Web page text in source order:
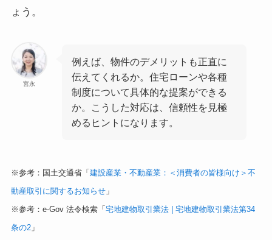
ょう。
宮永
例えば、物件のデメリットも正直に
伝えてくれるか。住宅ローンや各種
制度について具体的な提案ができる
か。こうした対応は、信頼性を見極
めるヒントになります。
※参考：国土交通省「 建設産業・不動産業：＜消費者の皆様向け＞不
動産取引に関するお知らせ」
※参考：e-Gov 法令検索「 宅地建物取引業法 | 宅地建物取引業法第34
条の2」